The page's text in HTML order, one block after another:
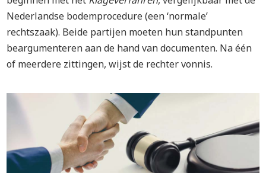
Nederlandse bodemprocedure (een ‘normale’
rechtszaak). Beide partijen moeten hun standpunten
beargumenteren aan de hand van documenten. Na één
of meerdere zittingen, wijst de rechter vonnis.